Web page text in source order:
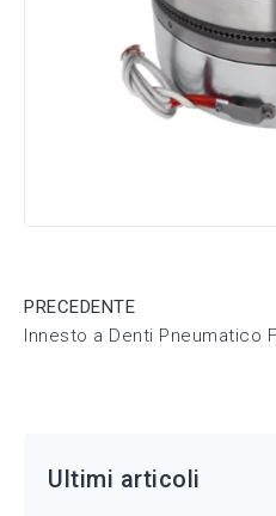
PRECEDENTE
Innesto a Denti Pneumatico
Ultimi articoli